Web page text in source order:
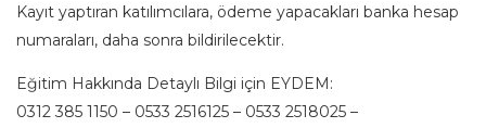
Kayıt yaptıran katılımcılara, ödeme yapacakları banka hesap
numaraları, daha sonra bildirilecektir.
Eğitim Hakkında Detaylı Bilgi için EYDEM:
0312 385 1150 – 0533 2516125 – 0533 2518025 –